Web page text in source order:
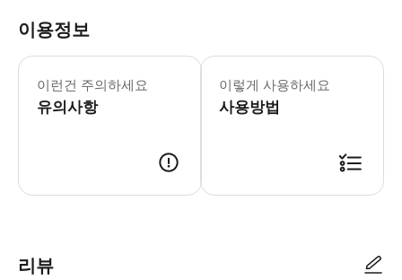
이용정보
이런건 주의하세요
유의사항
이렇게 사용하세요
사용방법
리뷰